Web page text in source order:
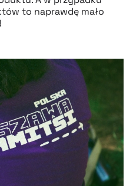
to naprawdę mało
!